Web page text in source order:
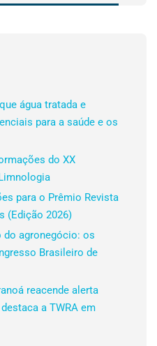
água tratada e
para a saúde e os
do XX
para o Prêmio Revista
(Edição 2026)
agronegócio: os
Brasileiro de
reacende alerta
a TWRA em